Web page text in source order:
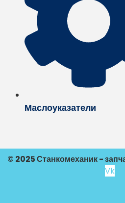
Маслоуказатели
© 2025 Станкомеханик -
Vk